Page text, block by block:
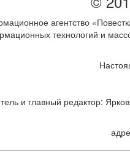
агентство
технологий и
и главный редактор: